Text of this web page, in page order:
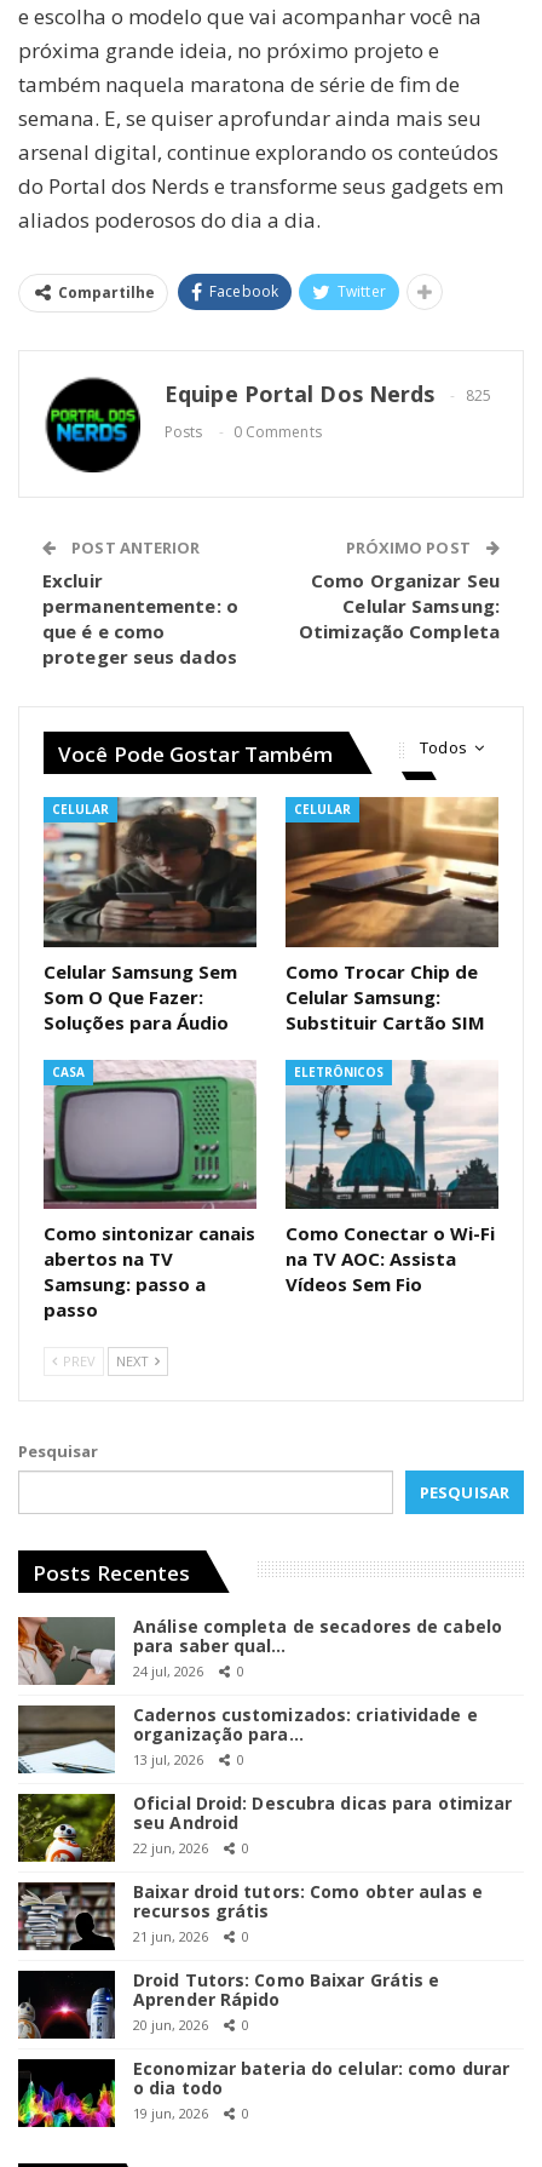
e escolha o modelo que vai acompanhar você na
próxima grande ideia, no próximo projeto e
também naquela maratona de série de fim de
semana. E, se quiser aprofundar ainda mais seu
arsenal digital, continue explorando os conteúdos
do Portal dos Nerds e transforme seus gadgets em
aliados poderosos do dia a dia.
Compartilhe Facebook Twitter
Equipe Portal Dos Nerds
825
Posts
0 Comments
POST ANTERIOR
Excluir
permanentemente: o
que é e como
proteger seus dados
PRÓXIMO POST
Como Organizar Seu
Celular Samsung:
Otimização Completa
Todos
Você Pode Gostar Também
CELULAR
Celular Samsung Sem
Som O Que Fazer:
Soluções para Áudio
CELULAR
Como Trocar Chip de
Celular Samsung:
Substituir Cartão SIM
CASA
Como sintonizar canais
abertos na TV
Samsung: passo a
passo
ELETRÔNICOS
Como Conectar o Wi-Fi
na TV AOC: Assista
Vídeos Sem Fio
PREV NEXT
Pesquisar
PESQUISAR
Posts Recentes
Análise completa de secadores de cabelo
para saber qual…
24 jul, 2026 0
Cadernos customizados: criatividade e
organização para…
13 jul, 2026 0
Oficial Droid: Descubra dicas para otimizar
seu Android
22 jun, 2026 0
Baixar droid tutors: Como obter aulas e
recursos grátis
21 jun, 2026 0
Droid Tutors: Como Baixar Grátis e
Aprender Rápido
20 jun, 2026 0
Economizar bateria do celular: como durar
o dia todo
19 jun, 2026 0